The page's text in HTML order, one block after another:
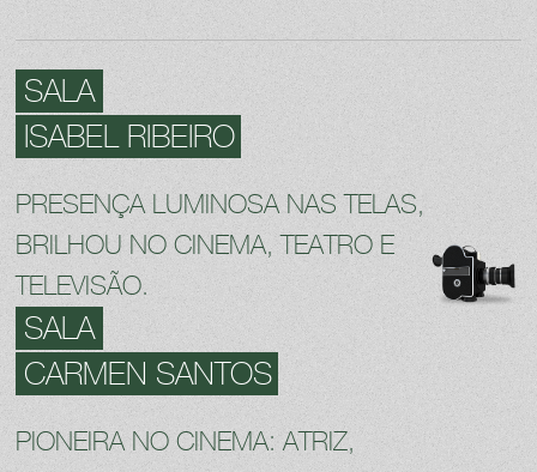
SALA
ISABEL RIBEIRO
PRESENÇA LUMINOSA NAS TELAS,
BRILHOU NO CINEMA, TEATRO E
TELEVISÃO.
SALA
CARMEN SANTOS
PIONEIRA NO CINEMA: ATRIZ,